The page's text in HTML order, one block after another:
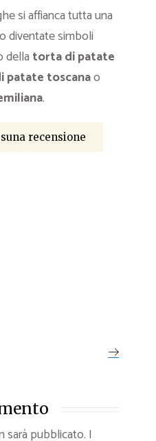
si affianca tutta una
diventate simboli
dellatorta di patate
patate toscanao
.
recensione
sarà pubblicato. I